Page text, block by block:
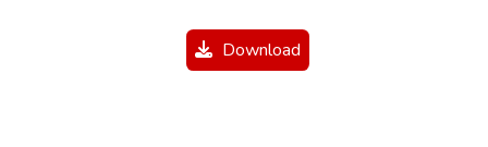
Download